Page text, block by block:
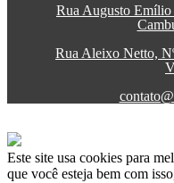
Rua Augusto
Rua Aleixo Netto,
Este site usa cookies para
que você esteja bem com